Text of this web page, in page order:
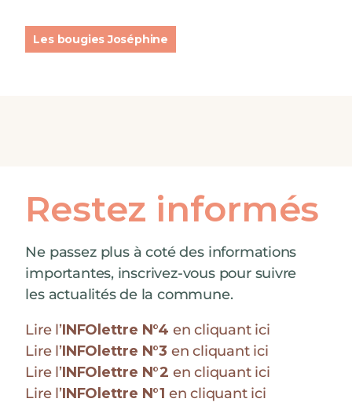
Les bougies Joséphine
Restez informés
Ne passez plus à coté des informations
importantes, inscrivez-vous pour suivre
les actualités de la commune.
Lire l’INFOlettre N°4 en cliquant ici
Lire l’INFOlettre N°3 en cliquant ici
Lire l’INFOlettre N°2 en cliquant ici
Lire l’INFOlettre N°1 en cliquant ici